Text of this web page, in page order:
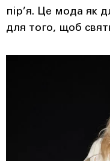
пір’я. Це мода як
для того, щоб